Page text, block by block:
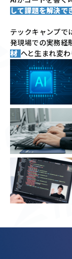
して課題を解決で
テックキャンプで
発現場での実務経
材 へと生まれ変わ